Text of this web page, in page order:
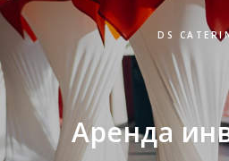
DS
Аренда